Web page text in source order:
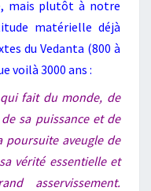
mais plutôt à notre
matérielle déjà
du Vedanta (800 à
voilà 3000 ans :
fait du monde, de
sa puissance et de
poursuite aveugle de
vérité essentielle et
asservissement.